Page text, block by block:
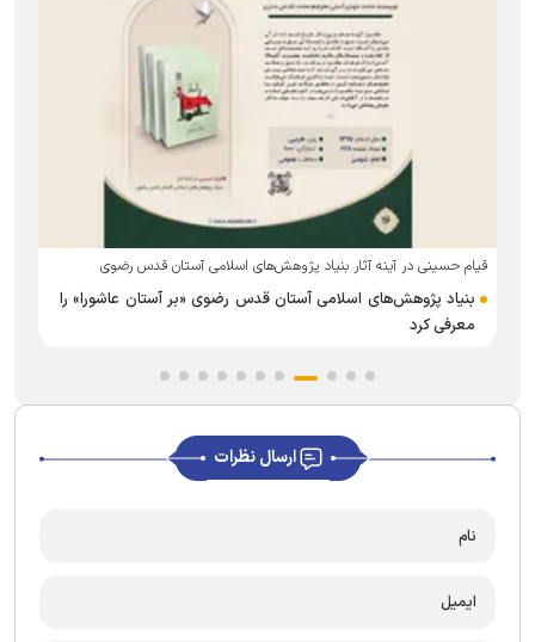
توسط بنیاد پژوهش‌های اسلامی آستان قدس رضوی
‌ «امامت؛ منصبی الهی، پرسش‌ها و پاسخ‌ها» به مخاطبان معرفی شد
ارسال نظرات